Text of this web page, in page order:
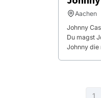
Aachen
Johnny
Du magst
Johnny die
1